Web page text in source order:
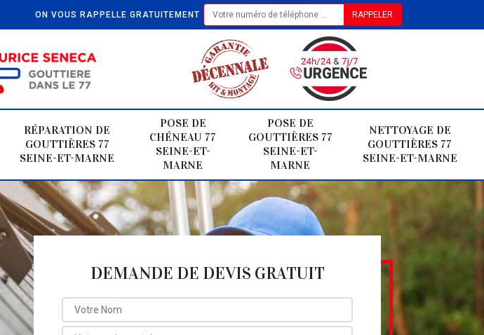
ON VOUS RAPPELLE GRATUITEMENT
RÉPARATION DE
GOUTTIÈRES 77
SEINE-ET-MARNE
POSE DE
CHÉNEAU 77
SEINE-ET-
MARNE
POSE DE
GOUTTIÈRES 77
SEINE-ET-
MARNE
NETTOYAGE DE
GOUTTIÈRES 77
SEINE-ET-MARNE
DEMANDE DE DEVIS GRATUIT